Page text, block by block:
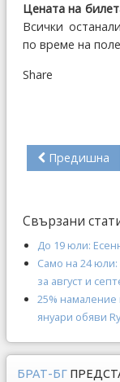
Цената на
Всички
по време на
Share
Предишна
Свързани
До 19 юли:
Само на 24
за август и
25% намаление
януари обяви
БРАТ-БГ